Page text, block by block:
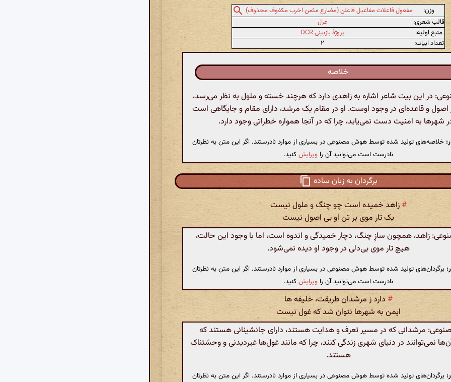
وزن:
مفعول فاعلات مفاعیل فاعلن (مضارع مثمن اخرب مکفوف محذوف)
قالب شعری:
غزل
منبع اولیه:
پروژهٔ بازبینی OCR
تعداد ابیات:
۲
خلاصه
در این بیت شاعر اشاره به زاهدی دارد که هرچند خسته و ملول به نظر می‌رسد،
اصول و قاعده‌ای در وجود اوست. او در مقام یک مرشد، دارای مقام و جایگاهی است
شهرها به امنیت دست نمی‌یابد، چرا که در آنجا همواره خطراتی وجود دارد.
خلاصه‌های تولید شده توسط هوش مصنوعی در بسیاری از موارد نادرستند. اگر این متن به نظرتان
نادرست است می‌توانید آن را ویرایشکنید.
برگردان به زبان ساده
# زاهد خمیده است چو چنگ و ملول نیست
یک تار موی بر تن او بی اصول نیست
زاهد، همچون سازِ چنگ، دچار خمیدگی و اندوه است، اما با وجود این حالت،
هیچ تار موی بی‌دلی در وجود او دیده نمی‌شود.
برگردان‌های تولید شده توسط هوش مصنوعی در بسیاری از موارد نادرستند. اگر این متن به نظرتان
نادرست است می‌توانید آن را ویرایشکنید.
#دارد ز مرشدان طریقت، خلیفه ها
ایمن به شهرها نتوان شد که غول نیست
مرشدانی که در مسیر تعرف و هدایت هستند، دارای جانشینانی هستند که
نمی‌توانند در دنیای شهری زندگی کنند، چرا که مانند غول‌ها غیردیدنی و وحشتناک
هستند.
برگردان‌های تولید شده توسط هوش مصنوعی در بسیاری از موارد نادرستند. اگر این متن به نظرتان